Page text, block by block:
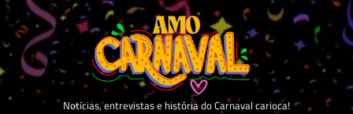
Skip
content
Notícias, entrevistas e história do Carnaval carioca!